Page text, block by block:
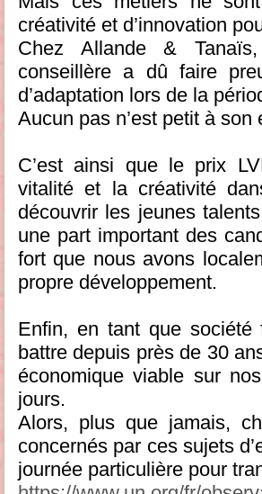
créativité et d’innovation
Chez Allande &
conseillère a dû faire
d’adaptation lors de la
Aucun pas n’est petit à son
C’est ainsi que le prix
vitalité et la créativité
découvrir les jeunes
une part important des
fort que nous avons
propre développement.
Enfin, en tant que société
battre depuis près de 30
économique viable sur
jours.
Alors, plus que jamais,
concernés par ces sujets
journée particulière pour